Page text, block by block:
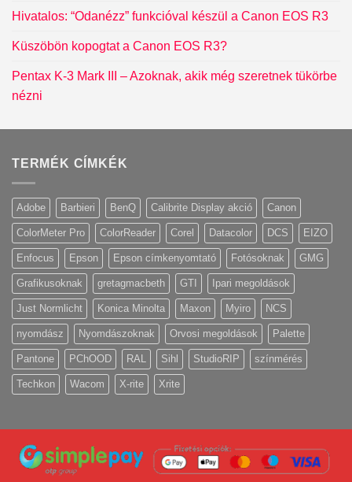
Hivatalos: “Odanézz” funkcióval készül a Canon EOS R3
Küszöbön kopogtat a Canon EOS R3?
Pentax K-3 Mark III – Azoknak, akik még szeretnek tükörbe
nézni
TERMÉK CÍMKÉK
Adobe Barbieri BenQ Calibrite Display akció Canon
ColorMeter Pro ColorReader Corel Datacolor DCS EIZO
Enfocus Epson Epson címkenyomtató Fotósoknak GMG
Grafikusoknak gretagmacbeth GTI Ipari megoldások
Just Normlicht Konica Minolta Maxon Myiro NCS
nyomdász Nyomdászoknak Orvosi megoldások Palette
Pantone PChOOD RAL Sihl StudioRIP színmérés
Techkon Wacom X-rite Xrite